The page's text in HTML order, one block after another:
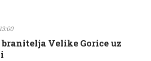
branitelja Velike Gorice uz